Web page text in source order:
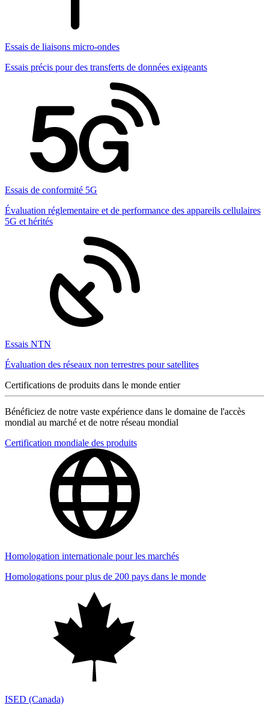
Essais de liaisons micro-ondes
Essais précis pour des transferts de données exigeants
Essais de conformité 5G
Évaluation réglementaire et de performance des appareils cellulaires
5G et hérités
Essais NTN
Évaluation des réseaux non terrestres pour satellites
Certifications de produits dans le monde entier
Bénéficiez de notre vaste expérience dans le domaine de l'accès
mondial au marché et de notre réseau mondial
Certification mondiale des produits
Homologation internationale pour les marchés
Homologations pour plus de 200 pays dans le monde
ISED (Canada)